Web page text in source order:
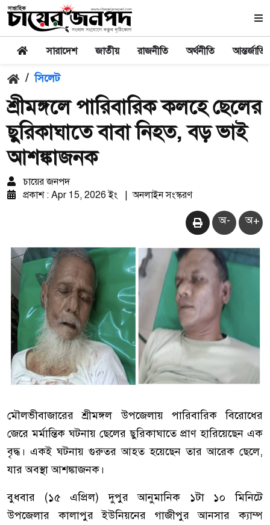
সারাদেশ জাতীয় রাজনীতি অর্থনীতি
/ সিলেট
শ্রীমঙ্গলে পারিবারিক কলহে ছেলের
ছুরিকাঘাতে বাবা নিহত, বড় ভাই
আশঙ্কাজনক
চায়ের জনপদ
প্রকাশ : Apr 15, 2026 ইং
অনলাইন সংস্করণ
অ- অ+
মৌলভীবাজারের শ্রীমঙ্গল উপজেলায় পারিবারিক বিরোধের
জেরে মর্মান্তিক ঘটনায় ছেলের ছুরিকাঘাতে প্রাণ হারিয়েছেন এক
বৃদ্ধ। একই ঘটনায় গুরুতর আহত হয়েছেন তার আরেক ছেলে,
যার অবস্থা আশঙ্কাজনক।
বুধবার (১৫ এপ্রিল) দুপুর আনুমানিক ১টা ১০ মিনিটে
উপজেলার কালাপুর ইউনিয়নের গাজীপুর আনসার ক্যাম্প